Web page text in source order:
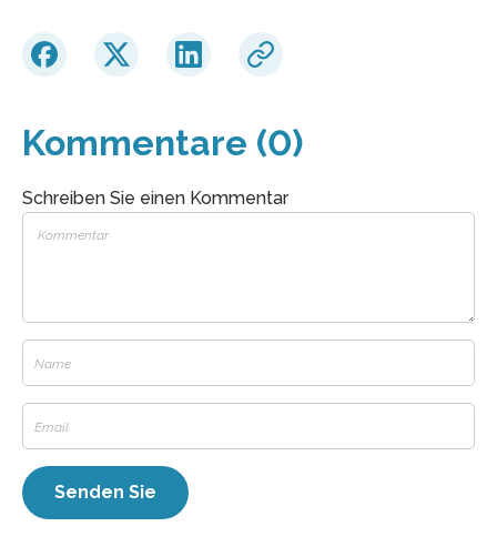
Kommentare (0)
Schreiben Sie einen Kommentar